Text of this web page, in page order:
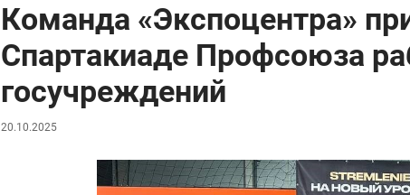
Команда «Экспоцентра»
Спартакиаде Профсоюза
госучреждений
20.10.2025